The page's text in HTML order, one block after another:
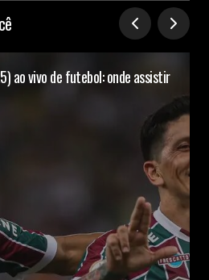
ao vivo de futebol: onde assistir